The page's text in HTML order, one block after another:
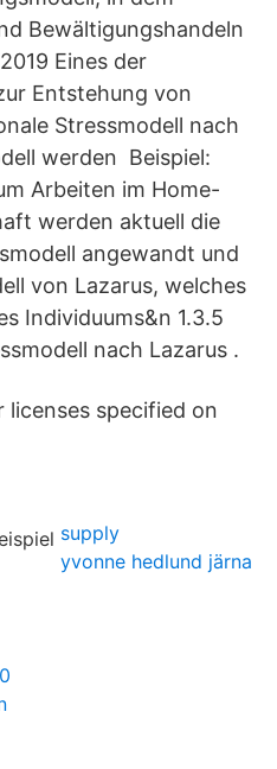
Bewältigungshandeln
Eines der
Entstehung von
Stressmodell nach
werden Beispiel:
Arbeiten im Home-
werden aktuell die
angewandt und
von Lazarus, welches
Individuums&n 1.3.5
nach Lazarus .
licenses specified on
supply
yvonne hedlund järna